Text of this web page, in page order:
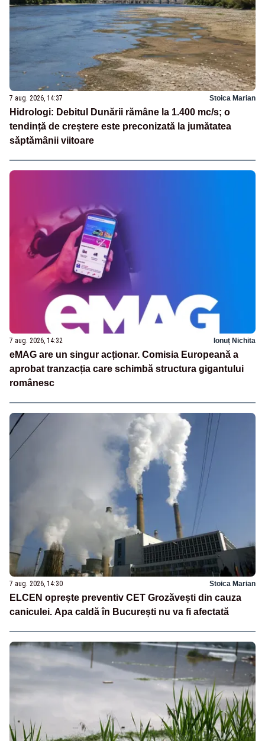
7 aug. 2026, 14:37 Stoica Marian
Hidrologi: Debitul Dunării rămâne la 1.400 mc/s; o
tendință de creștere este preconizată la jumătatea
săptămânii viitoare
7 aug. 2026, 14:32 Ionuț Nichita
eMAG are un singur acționar. Comisia Europeană a
aprobat tranzacția care schimbă structura gigantului
românesc
7 aug. 2026, 14:30 Stoica Marian
ELCEN oprește preventiv CET Grozăvești din cauza
caniculei. Apa caldă în București nu va fi afectată